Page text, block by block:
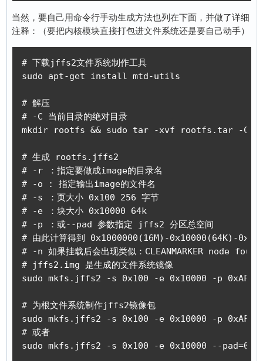
当然，要自己用命令行手动生成方法也列在下面，并做了详细
注释：（要把内核模块直接打包进文件系统还是要自己动手）
# 下载jffs2文件系统制作工具
sudo apt-get install mtd-utils
# 解压
# -C 当前目录的绝对目录
mkdir rootfs && sudo tar -xvf rootfs.tar -C
# 生成 rootfs.jffs2
# -r ：指定要做成image的目录名
# -o : 指定输出image的文件名
# -s ：页大小 0x100 256 字节
# -e ：块大小 0x10000 64k
# -p ：或--pad 参数指定 jffs2 分区总空间
# 由此计算得到 0x1000000(16M)-0x10000(64K)-
# -n 如果挂载后会出现类似：CLEANMARKER node
# jffs2.img 是生成的文件系统镜像
sudo mkfs.jffs2 -s 0x100 -e 0x10000 -p
# 为根文件系统制作jffs2镜像包
sudo mkfs.jffs2 -s 0x100 -e 0x10000 -p
# 或者
sudo mkfs.jffs2 -s 0x100 -e 0x10000 --